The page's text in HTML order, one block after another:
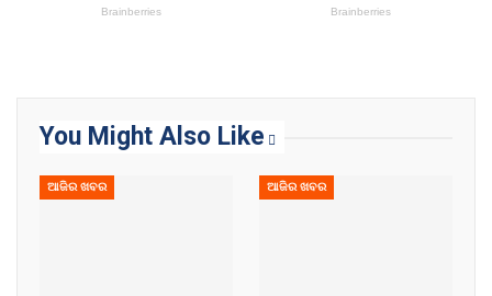
You Might Also Like
ଆଜିର ଖବର ଆଜିର ଖବର